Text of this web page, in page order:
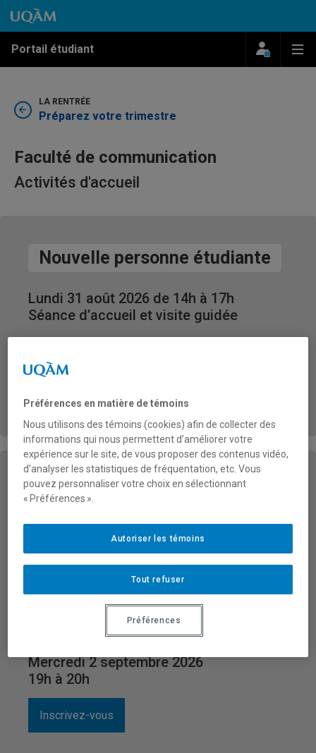
Passer au contenu
Accéder au menu principal
Accéder à la recherche
Passer au contenu
Accéder au menu principal
Portail étudiant Menu
LA RENTRÉE
Préparez votre trimestre
Faculté de communication
Activités d'accueil
Nouvelle personne étudiante
Lundi 31 août 2026 de 14h à 17h
Séance d’accueil et visite guidée
Atelier: « Bien débuter son parcours à
l’UQAM »
Lundi 31 août 2026
Ou assister en ligne
Mercredi 2 septembre 2026
19h à 20h
Inscrivez-vous
Préférences en matière de témoins
Nous utilisons des témoins (cookies) afin de collecter des
informations qui nous permettent d’améliorer votre
expérience sur le site, de vous proposer des contenus vidéo,
d’analyser les statistiques de fréquentation, etc. Vous
pouvez personnaliser votre choix en sélectionnant
« Préférences ».
Tout refuser
Autoriser les témoins
Préférences